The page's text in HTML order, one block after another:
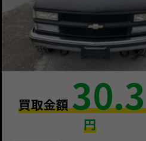
買取金額30.3
円